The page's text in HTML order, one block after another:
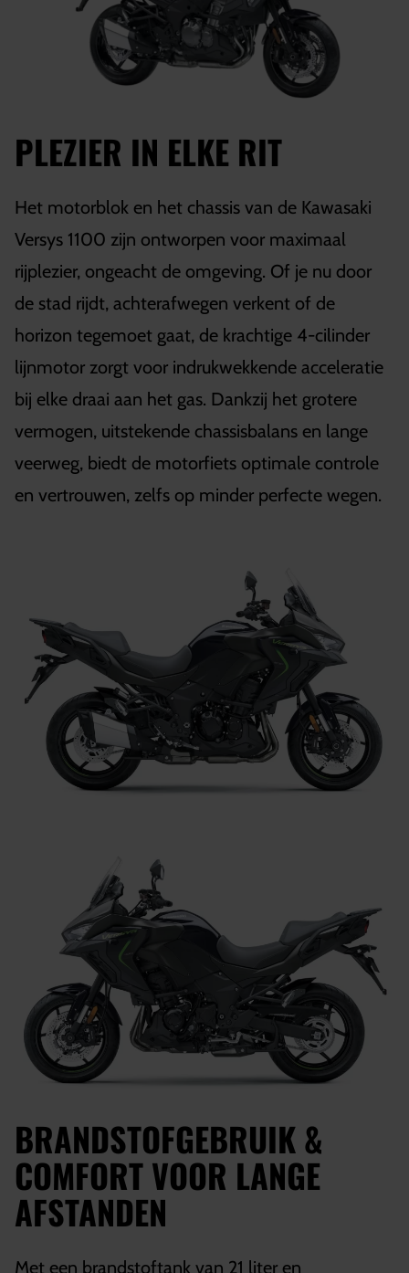
PLEZIER IN ELKE RIT
Het motorblok en het chassis van de Kawasaki
Versys 1100 zijn ontworpen voor maximaal
rijplezier, ongeacht de omgeving. Of je nu door
de stad rijdt, achterafwegen verkent of de
horizon tegemoet gaat, de krachtige 4-cilinder
lijnmotor zorgt voor indrukwekkende acceleratie
bij elke draai aan het gas. Dankzij het grotere
vermogen, uitstekende chassisbalans en lange
veerweg, biedt de motorfiets optimale controle
en vertrouwen, zelfs op minder perfecte wegen.
BRANDSTOFGEBRUIK &
COMFORT VOOR LANGE
AFSTANDEN
Met een brandstoftank van 21 liter en